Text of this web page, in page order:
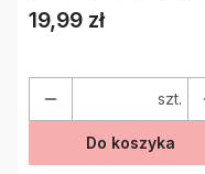
Żerowania dla Średnich i
Dużych Papug
Cena
19,99 zł
szt.
Do koszyka